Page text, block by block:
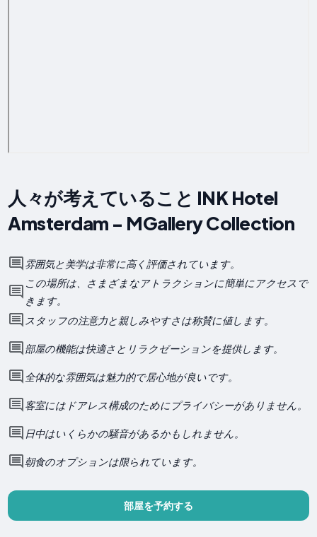
人々が考えていること INK Hotel
Amsterdam - MGallery Collection
雰囲気と美学は非常に高く評価されています。
この場所は、さまざまなアトラクションに簡単にアクセスで
きます。
スタッフの注意力と親しみやすさは称賛に値します。
部屋の機能は快適さとリラクゼーションを提供します。
全体的な雰囲気は魅力的で居心地が良いです。
客室にはドアレス構成のためにプライバシーがありません。
日中はいくらかの騒音があるかもしれません。
朝食のオプションは限られています。
部屋を予約する